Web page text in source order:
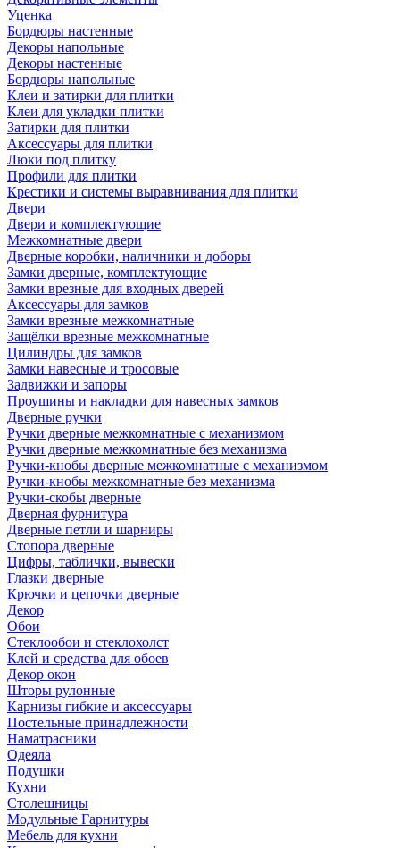
Уценка
Бордюры настенные
Декоры напольные
Декоры настенные
Бордюры напольные
Клеи и затирки для плитки
Клеи для укладки плитки
Затирки для плитки
Аксессуары для плитки
Люки под плитку
Профили для плитки
Крестики и системы выравнивания для плитки
Двери
Двери и комплектующие
Межкомнатные двери
Дверные коробки, наличники и доборы
Замки дверные, комплектующие
Замки врезные для входных дверей
Аксессуары для замков
Замки врезные межкомнатные
Защёлки врезные межкомнатные
Цилиндры для замков
Замки навесные и тросовые
Задвижки и запоры
Проушины и накладки для навесных замков
Дверные ручки
Ручки дверные межкомнатные с механизмом
Ручки дверные межкомнатные без механизма
Ручки-кнобы дверные межкомнатные с механизмом
Ручки-кнобы межкомнатные без механизма
Ручки-скобы дверные
Дверная фурнитура
Дверные петли и шарниры
Стопора дверные
Цифры, таблички, вывески
Глазки дверные
Крючки и цепочки дверные
Декор
Обои
Стеклообои и стеклохолст
Клей и средства для обоев
Декор окон
Шторы рулонные
Карнизы гибкие и аксессуары
Постельные принадлежности
Наматрасники
Одеяла
Подушки
Кухни
Столешницы
Модульные Гарнитуры
Мебель для кухни